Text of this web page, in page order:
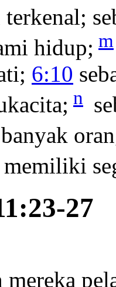
hidup; m
6:10
n
banyak
27
mereka